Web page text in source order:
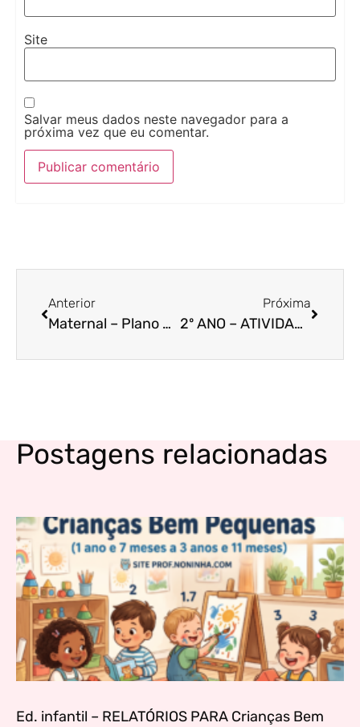
Site
Salvar meus dados neste navegador para a
próxima vez que eu comentar.
Anterior
Maternal – Plano Anual
Próxima
2º ANO – ATIVIDADES Nº 3 DE LEITURA E INTERPRETAÇÃO DE TEXTOS
Postagens relacionadas
Ed. infantil – RELATÓRIOS PARA Crianças Bem